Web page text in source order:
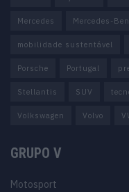
Mercedes Mercedes-
mobilidade sustentável
Porsche Portugal
Stellantis SUV
Volkswagen Volvo
GRUPO V
Motosport